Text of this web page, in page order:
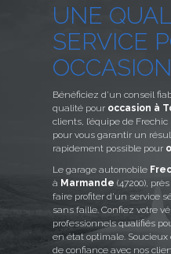
UNE
SERVICE
OCCASION
Bénéficiez d’un conseil
qualité pour occasion à
clients, l’équipe de
pour vous garantir un
rapidement possible pour
Le garage automobile
à Marmande (47200), près
faire profiter d’un service
sans faille. Confiez votre
professionnels qualifiés
en état optimale.
de confiance avec nos